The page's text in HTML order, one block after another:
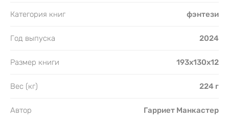
Категория книг фэнтези
Год выпуска 2024
Размер книги 193х130х12
Вес (кг) 224 г
Автор Гарриет Манкастер